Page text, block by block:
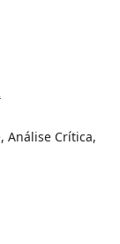
Análise Crítica,